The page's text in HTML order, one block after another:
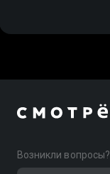
Возникли вопросы?